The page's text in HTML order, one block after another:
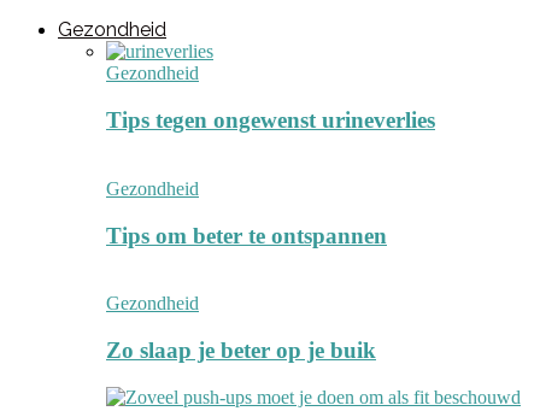
Gezondheid
Gezondheid
Tips tegen ongewenst urineverlies
Gezondheid
Tips om beter te ontspannen
Gezondheid
Zo slaap je beter op je buik